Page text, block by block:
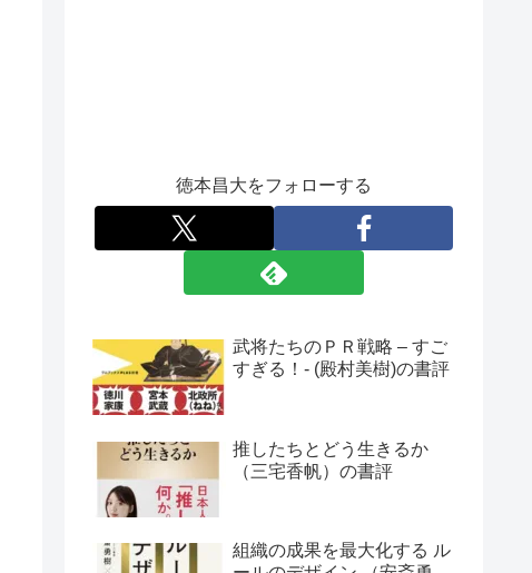
徳本昌大をフォローする
武将たちのＰＲ戦略 – すご
すぎる！- (殿村美樹)の書評
推したちとどう生きるか
（三宅香帆）の書評
組織の成果を最大化する ル